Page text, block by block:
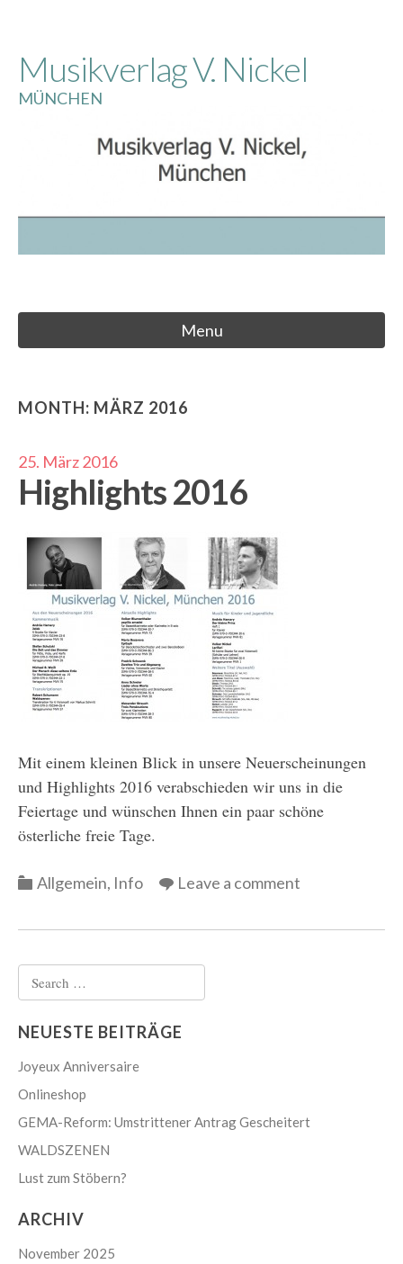
content
Musikverlag V. Nickel
MÜNCHEN
Menu
MONTH: MÄRZ 2016
25. März 2016
Highlights 2016
Mit einem kleinen Blick in unsere Neuerscheinungen
und Highlights 2016 verabschieden wir uns in die
Feiertage und wünschen Ihnen ein paar schöne
österliche freie Tage.
Categories
Allgemein, Info Leave a comment
for:
NEUESTE BEITRÄGE
Joyeux Anniversaire
Onlineshop
GEMA-Reform: Umstrittener Antrag Gescheitert
WALDSZENEN
Lust zum Stöbern?
ARCHIV
November 2025